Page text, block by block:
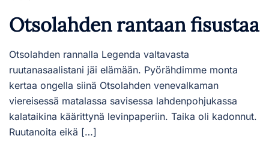
Otsolahden rantaan fisustaa
Otsolahden rannalla Legenda valtavasta
ruutanasaalistani jäi elämään. Pyörähdimme monta
kertaa ongella siinä Otsolahden venevalkaman
viereisessä matalassa savisessa lahdenpohjukassa
kalataikina käärittynä levinpaperiin. Taika oli kadonnut.
Ruutanoita eikä […]